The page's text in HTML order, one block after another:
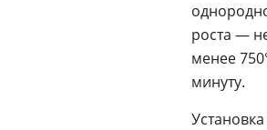
роста —
менее
минуту.